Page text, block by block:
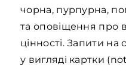
чорна, пурпурна,
та оповіщення про
цінності. Запити на
у вигляді картки